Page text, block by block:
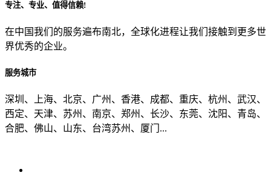
专注、专业、值得信赖!
在中国我们的服务遍布南北，全球化进程让我们接触到更多世
界优秀的企业。
服务城市
深圳、上海、北京、广州、香港、成都、重庆、杭州、武汉、
西定、天津、苏州、南京、郑州、长沙、东莞、沈阳、青岛、
合肥、佛山、山东、台湾苏州、厦门...